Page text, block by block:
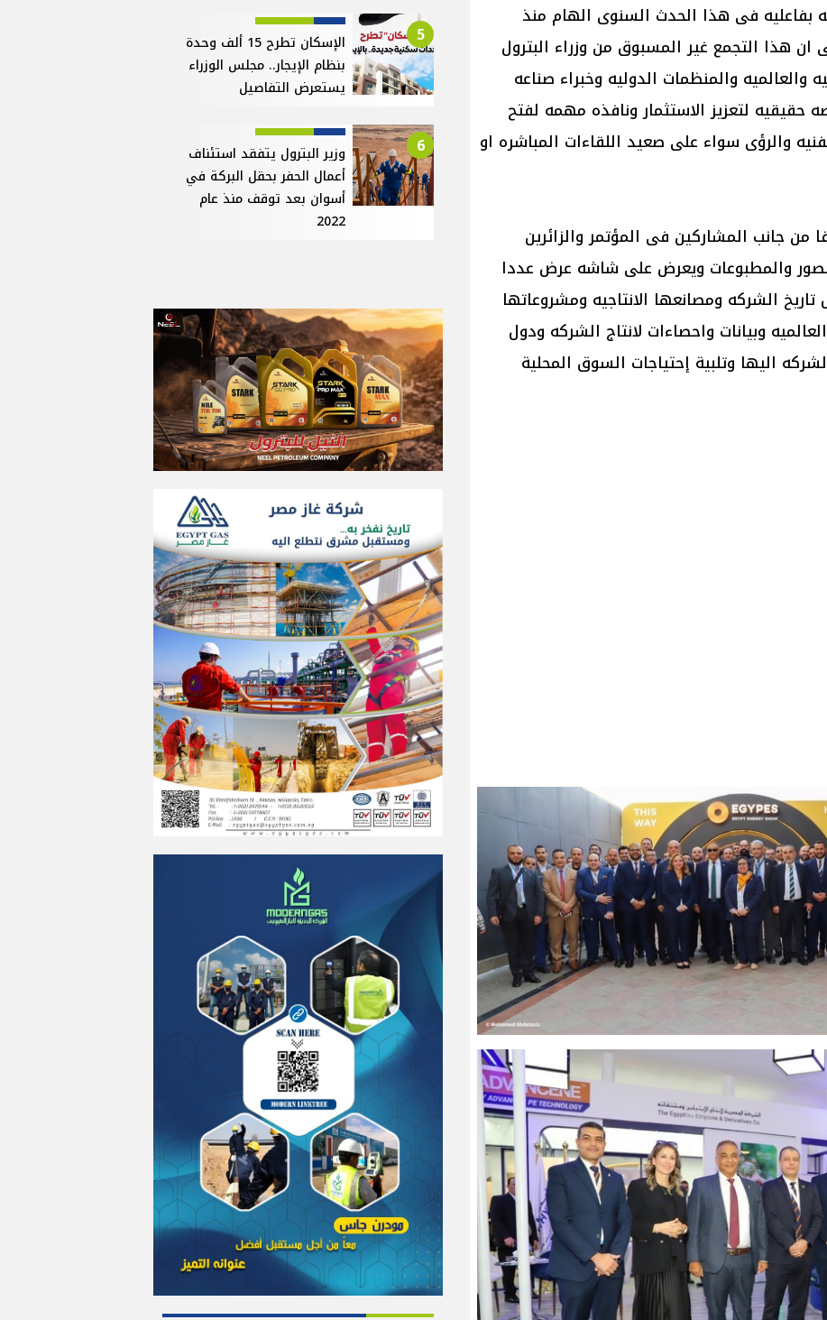
بفاعليه فى هذا الحدث السنوى الهام منذ
ان هذا التجمع غير المسبوق من وزراء البترول
والعالميه والمنظمات الدوليه وخبراء صناعه
حقيقيه لتعزيز الاستثمار ونافذه مهمه لفتح
والرؤى سواء على صعيد اللقاءات المباشره او
من جانب المشاركين فى المؤتمر والزائرين
والمطبوعات ويعرض على شاشه عرض عددا
تاريخ الشركه ومصانعها الانتاجيه ومشروعاتها
وبيانات واحصاءات لانتاج الشركه ودول
اليها وتلبية إحتياجات السوق المحلية
5
الإسكان تطرح 15 ألف وحدة
بنظام الإيجار.. مجلس الوزراء
يستعرض التفاصيل
6
وزير البترول يتفقد استئناف
أعمال الحفر بحقل البركة في
أسوان بعد توقف منذ عام
2022